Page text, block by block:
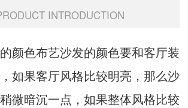
INTRODUCTION
颜色布艺沙发的颜色要和客厅装
如果客厅风格比较明亮，那么沙
微暗沉一点，如果整体风格比较